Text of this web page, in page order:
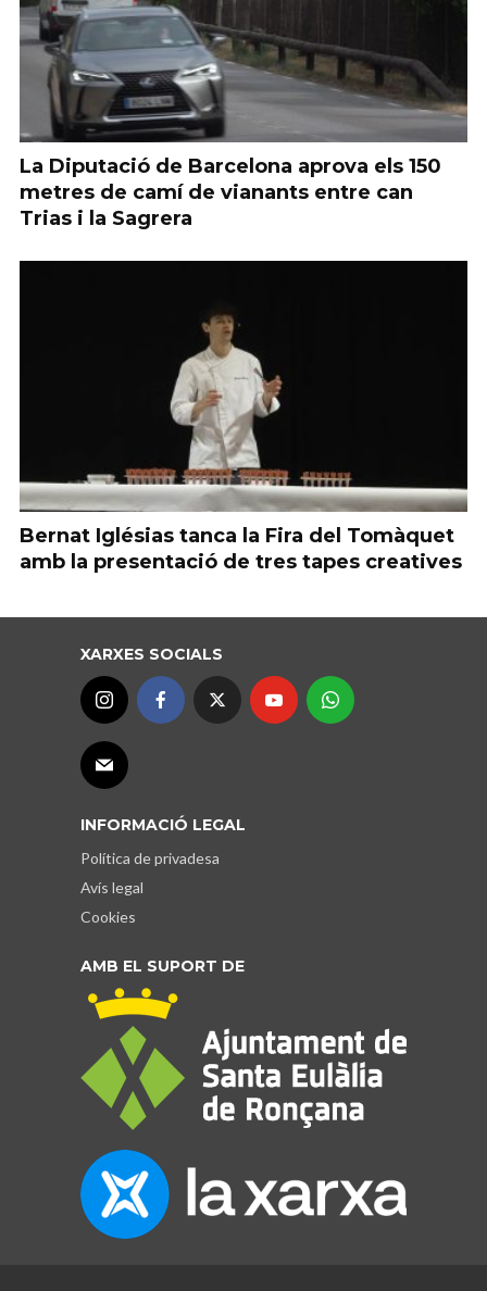
La Diputació de Barcelona aprova els 150
metres de camí de vianants entre can
Trias i la Sagrera
Bernat Iglésias tanca la Fira del Tomàquet
amb la presentació de tres tapes creatives
XARXES SOCIALS
INFORMACIÓ LEGAL
Política de privadesa
Avís legal
Cookies
AMB EL SUPORT DE